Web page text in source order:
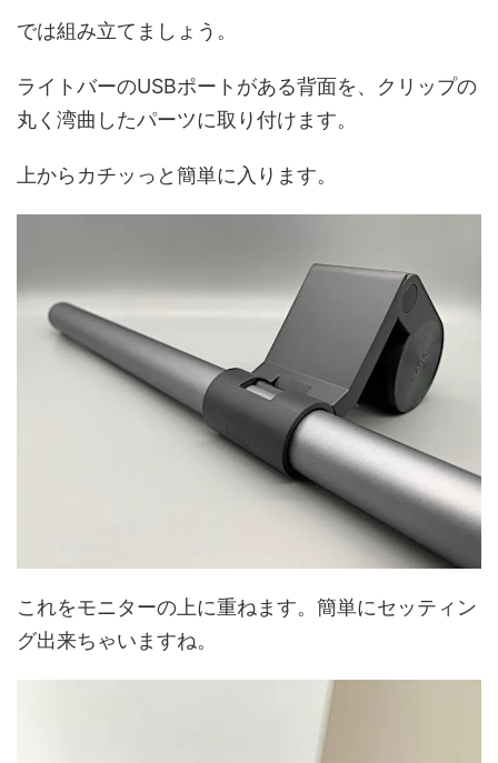
では組み立てましょう。
ライトバーのUSBポートがある背面を、クリップの
丸く湾曲したパーツに取り付けます。
上からカチッっと簡単に入ります。
これをモニターの上に重ねます。簡単にセッティン
グ出来ちゃいますね。